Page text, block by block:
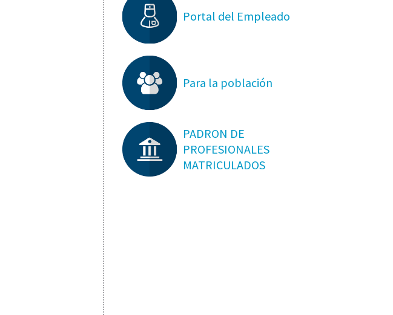
Portal del Empleado
Para la población
PADRON DE
PROFESIONALES
MATRICULADOS